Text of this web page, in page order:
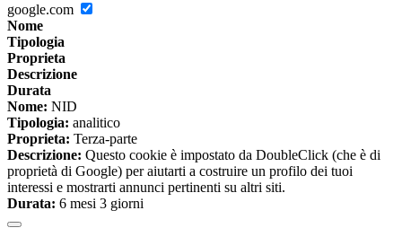
google.com
Nome
Tipologia
Proprieta
Descrizione
Durata
Nome: NID
Tipologia: analitico
Proprieta: Terza-parte
Descrizione: Questo cookie è impostato da DoubleClick (che è di
proprietà di Google) per aiutarti a costruire un profilo dei tuoi
interessi e mostrarti annunci pertinenti su altri siti.
Durata: 6 mesi 3 giorni